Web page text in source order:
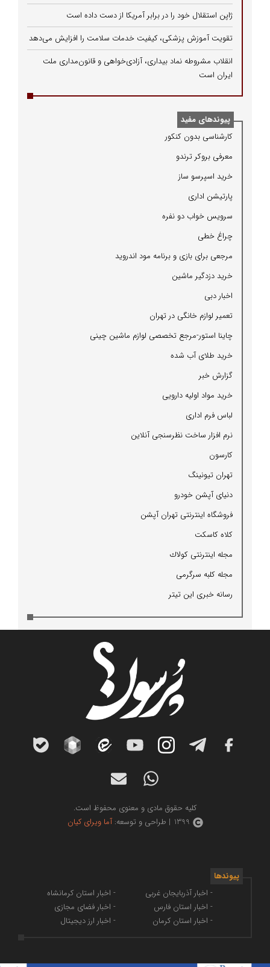
ژاپن استقلال خود را در برابر آمریکا از دست داده است
تقویت آموزش پزشکی، کیفیت خدمات سلامت را افزایش می‌دهد
انقلاب مشروطه نماد بیداری، آزادی‌خواهی و قانون‌مداری ملت
ایران است
پیوندهای مفید
كارشناسی بدون كنكور
معرفی بروكر ترندو
خرید اسپرسو ساز
پارتیشن اداری
سرویس خواب دو نفره
چراغ خطی
مرجعی برای بازی و برنامه مود اندروید
خرید دزدگیر ماشین
اخبار دبی
تعمیر لوازم خانگی در تهران
چاینا استور-مرجع تخصصی لوازم ماشین چینی
خرید طلای آب شده
گزارش خبر
خرید مواد اولیه دارویی
لباس فرم اداری
نرم افزار ساخت نظرسنجی آنلاین
كارسون
تهران تیونینگ
دنیای آپشن خودرو
فروشگاه اینترنتی تهران آپشن
كلاه كاسكت
مجله اینترنتی كولاك
مجله كلبه سرگرمی
رسانه خبری این تیتر
کلیه حقوق مادی و معنوی محفوظ است.
1399 | طراحی و توسعه:
آما ویرای کیان
پیوندها
- اخبار آذربایجان غربی
- اخبار استان فارس
- اخبار استان کرمان
- اخبار استان کرمانشاه
- اخبار فضای مجازی
- اخبار ارز دیجیتال